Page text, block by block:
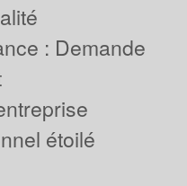
: Demande
étoilé